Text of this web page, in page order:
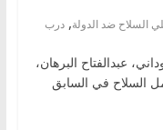
السلاح ضد الدولة, درب
عبدالفتاح البرهان،
السلاح في السابق